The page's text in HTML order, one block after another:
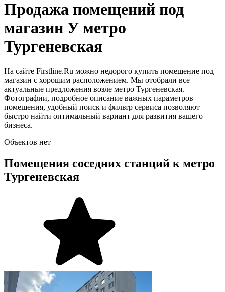
Продажа помещений под
магазин У метро
Тургеневская
На сайте Firstline.Ru можно недорого купить помещение под
магазин с хорошим расположением. Мы отобрали все
актуальные предложения возле метро Тургеневская.
Фотографии, подробное описание важных параметров
помещения, удобный поиск и фильтр сервиса позволяют
быстро найти оптимальный вариант для развития вашего
бизнеса.
Объектов нет
Помещения соседних станций к метро
Тургеневская